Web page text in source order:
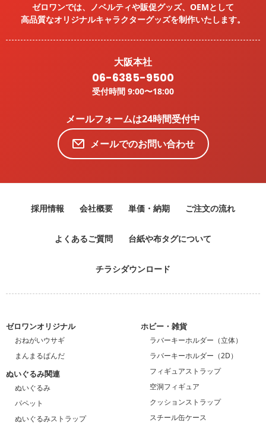
ゼロワンでは、ノベルティや販促グッズ、OEMとして
高品質なオリジナルキャラクターグッズを制作いたします。
大阪本社
06-6385-9500
受付時間 9:00〜18:00
メールフォームは24時間受付中
メールでのお問い合わせ
採用情報 会社概要 単価・納期 ご注文の流れ
よくあるご質問 台紙や布タグについて
チラシダウンロード
ゼロワンオリジナル
おねがいウサギ
まんまるぱんだ
ぬいぐるみ関連
ぬいぐるみ
パペット
ぬいぐるみストラップ
ホビー・雑貨
ラバーキーホルダー（立体）
ラバーキーホルダー（2D）
フィギュアストラップ
空洞フィギュア
クッションストラップ
スチール缶ケース